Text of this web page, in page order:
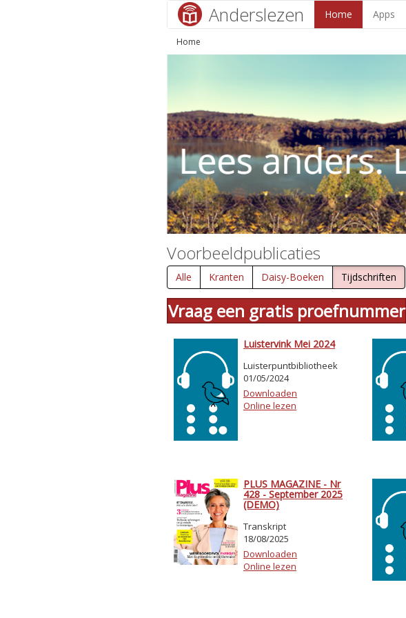
Anderslezen Home Apps
Home
Voorbeeldpublicaties
Alle Kranten Daisy-Boeken Tijdschriften
Vraag een gratis proefnummer
Luistervink Mei 2024
Luisterpuntbibliotheek
01/05/2024
Downloaden
Online lezen
PLUS MAGAZINE - Nr
428 - September 2025
(DEMO)
Transkript
18/08/2025
Downloaden
Online lezen